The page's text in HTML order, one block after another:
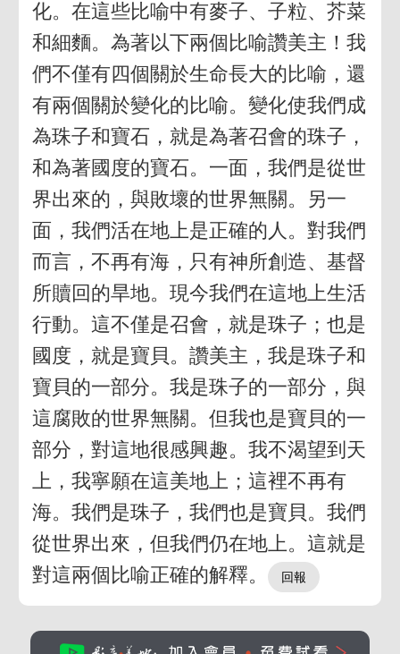
化。在這些比喻中有麥子、子粒、芥菜
和細麵。為著以下兩個比喻讚美主！我
們不僅有四個關於生命長大的比喻，還
有兩個關於變化的比喻。變化使我們成
為珠子和寶石，就是為著召會的珠子，
和為著國度的寶石。一面，我們是從世
界出來的，與敗壞的世界無關。另一
面，我們活在地上是正確的人。對我們
而言，不再有海，只有神所創造、基督
所贖回的旱地。現今我們在這地上生活
行動。這不僅是召會，就是珠子；也是
國度，就是寶貝。讚美主，我是珠子和
寶貝的一部分。我是珠子的一部分，與
這腐敗的世界無關。但我也是寶貝的一
部分，對這地很感興趣。我不渴望到天
上，我寧願在這美地上；這裡不再有
海。我們是珠子，我們也是寶貝。我們
從世界出來，但我們仍在地上。這就是
對這兩個比喻正確的解釋。